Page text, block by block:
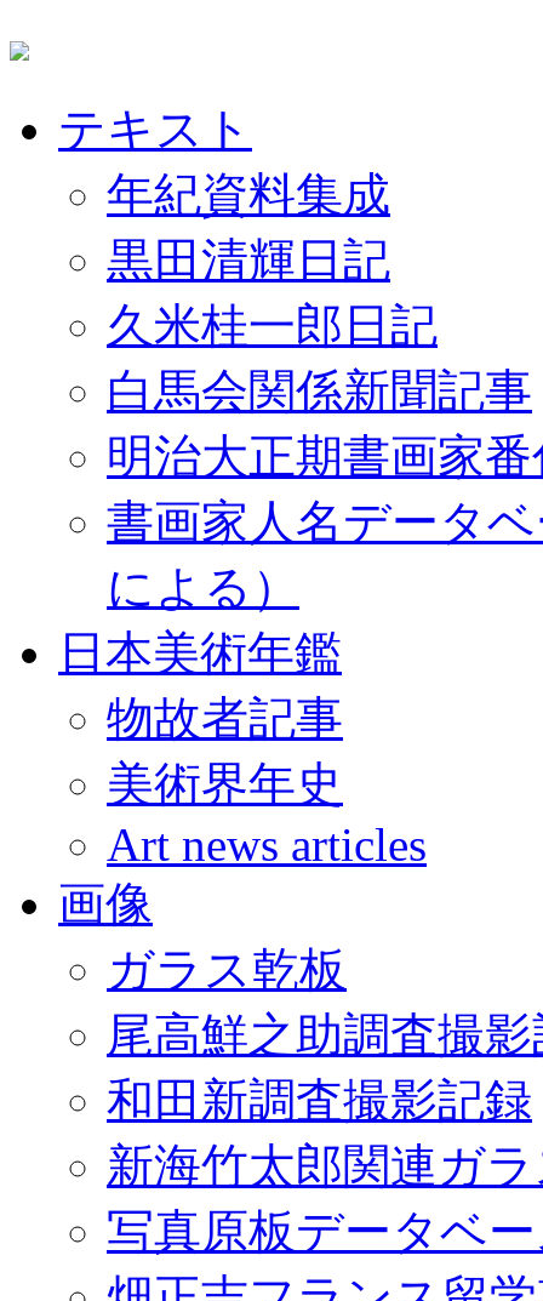
テキスト
年紀資料集成
黒田清輝日記
久米桂一郎日記
白馬会関係新聞記事
明治大正期書画家
書画家人名データ
による）
日本美術年鑑
物故者記事
美術界年史
Art news articles
画像
ガラス乾板
尾高鮮之助調査撮
和田新調査撮影記録
新海竹太郎関連ガ
写真原板データベ